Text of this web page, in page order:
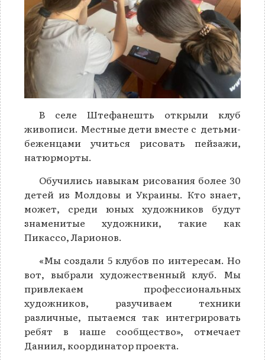
В селе Штефанешть открыли клуб
живописи. Местные дети вместе с детьми-
беженцами учиться рисовать пейзажи,
натюрморты.
Обучились навыкам рисования более 30
детей из Молдовы и Украины. Кто знает,
может, среди юных художников будут
знаменитые художники, такие как
Пикассо, Ларионов.
«Мы создали 5 клубов по интересам. Но
вот, выбрали художественный клуб. Мы
привлекаем профессиональных
художников, разучиваем техники
различные, пытаемся так интегрировать
ребят в наше сообщество», отмечает
Даниил, координатор проекта.